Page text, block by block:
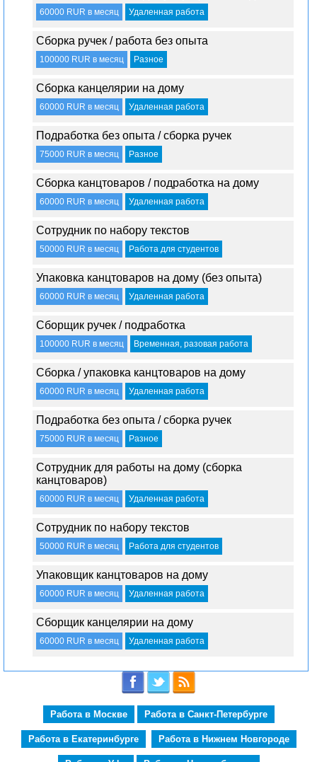
60000 RUR в месяц Удаленная работа
Сборка ручек / работа без опыта
100000 RUR в месяц Разное
Сборка канцелярии на дому
60000 RUR в месяц Удаленная работа
Подработка без опыта / сборка ручек
75000 RUR в месяц Разное
Сборка канцтоваров / подработка на дому
60000 RUR в месяц Удаленная работа
Сотрудник по набору текстов
50000 RUR в месяц Работа для студентов
Упаковка канцтоваров на дому (без опыта)
60000 RUR в месяц Удаленная работа
Сборщик ручек / подработка
100000 RUR в месяц Временная, разовая работа
Сборка / упаковка канцтоваров на дому
60000 RUR в месяц Удаленная работа
Подработка без опыта / сборка ручек
75000 RUR в месяц Разное
Сотрудник для работы на дому (сборка
канцтоваров)
60000 RUR в месяц Удаленная работа
Сотрудник по набору текстов
50000 RUR в месяц Работа для студентов
Упаковщик канцтоваров на дому
60000 RUR в месяц Удаленная работа
Сборщик канцелярии на дому
60000 RUR в месяц Удаленная работа
Работа в Москве Работа в Санкт-Петербурге
Работа в Екатеринбурге Работа в Нижнем Новгороде